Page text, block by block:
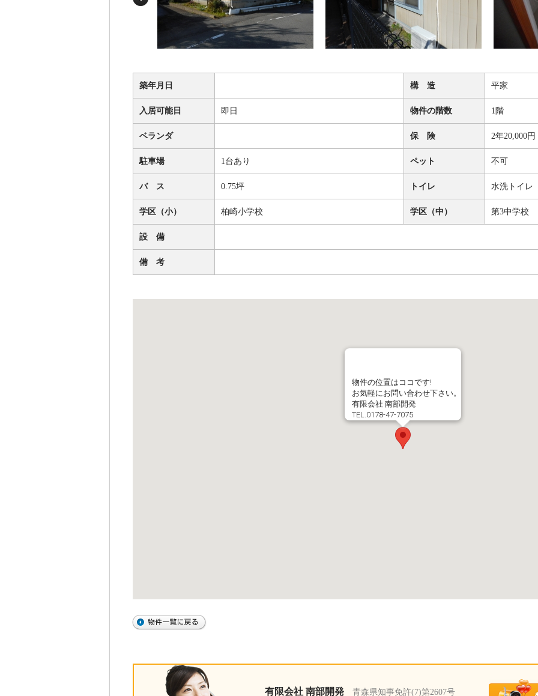
築年月日 構 造 平家
入居可能日 即日 物件の階数 1階
ベランダ 保 険 2年20,000円
駐車場 1台あり ペット 不可
バ ス 0.75坪 トイレ 水洗トイレ
学区（小） 柏崎小学校 学区（中） 第3中学校
設 備
備 考
有限会社 南部開発 青森県知事免許(7)第2607号